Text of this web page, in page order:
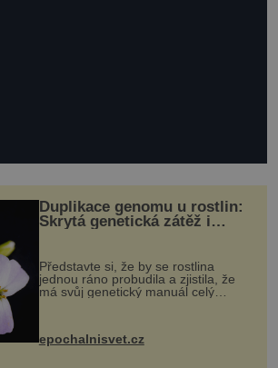
Duplikace genomu u rostlin:
Skrytá genetická zátěž i
Představte si, že by se rostlina
jednou ráno probudila a zjistila, že
má svůj genetický manuál celý
vstupenka...
epochalnisvet.cz